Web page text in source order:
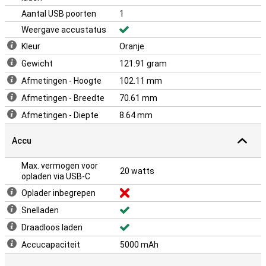
Aantal USB poorten
1
Weergave accustatus
Kleur
Oranje
Gewicht
121.91 gram
Afmetingen - Hoogte
102.11 mm
Afmetingen - Breedte
70.61 mm
Afmetingen - Diepte
8.64 mm
Accu
Max. vermogen voor
opladen via USB-C
20 watts
Oplader inbegrepen
Snelladen
Draadloos laden
Accucapaciteit
5000 mAh